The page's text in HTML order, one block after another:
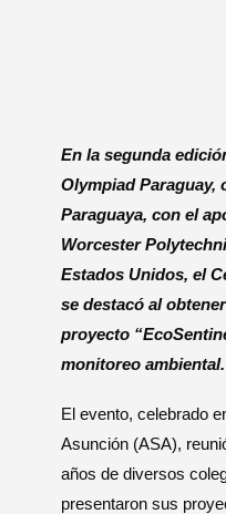
En la segunda
Olympiad Paraguay,
Paraguaya, con el
Worcester
Estados Unidos, el
se destacó al
proyecto
monitoreo ambiental.
El evento, celebrado
Asunción (ASA),
años de diversos
presentaron sus